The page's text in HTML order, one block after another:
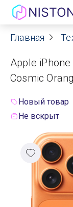
Акции
О нас
Главная
Apple
Cosmic
Новый товар
Не вскрыт